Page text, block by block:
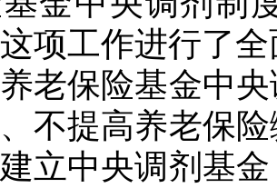
项工作进行了
老保险基金中
不提高养老保
立中央调剂基